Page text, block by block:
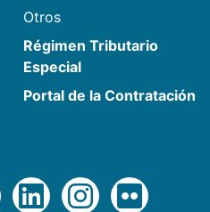
Otros
Régimen Tributario
Especial
Portal de la Contratación